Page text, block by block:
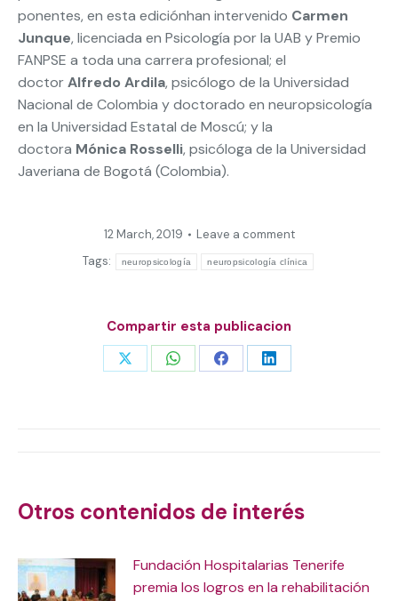
ponentes, en esta ediciónhan intervenido Carmen
Junque, licenciada en Psicología por la UAB y Premio
FANPSE a toda una carrera profesional; el
doctorAlfredo Ardila, psicólogo de la Universidad
Nacional de Colombia y doctorado en neuropsicología
en la Universidad Estatal de Moscú; y la
doctora Mónica Rosselli, psicóloga de la Universidad
Javeriana de Bogotá (Colombia).
12 March, 2019
Leave a comment
Tags:
neuropsicología neuropsicología clínica
Compartir esta publicacion
Share Share Share Share
Otros contenidos de interés
Fundación Hospitalarias Tenerife
premia los logros en la rehabilitación